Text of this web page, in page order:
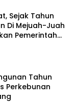
Sejak Tahun
Di Mejuah-Juah
Pemerintah
Tahun
Perkebunan